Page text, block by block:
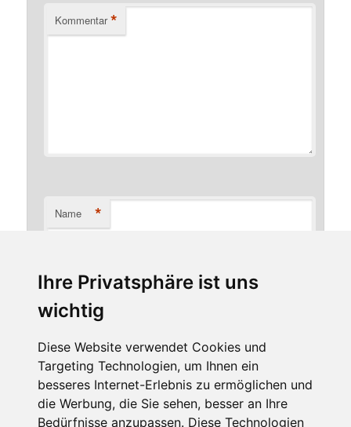
Ihre Privatsphäre ist uns
wichtig
Diese Website verwendet Cookies und
Targeting Technologien, um Ihnen ein
besseres Internet-Erlebnis zu ermöglichen und
die Werbung, die Sie sehen, besser an Ihre
Bedürfnisse anzupassen. Diese Technologien
Kommentar *
Name *
E-Mail-Adresse *
Website